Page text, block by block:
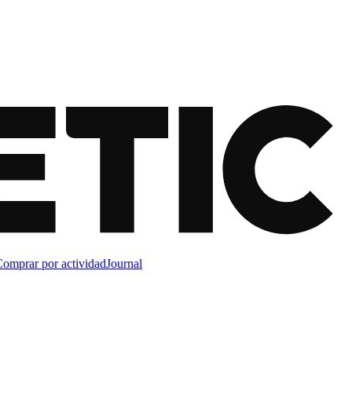
por actividadJournal